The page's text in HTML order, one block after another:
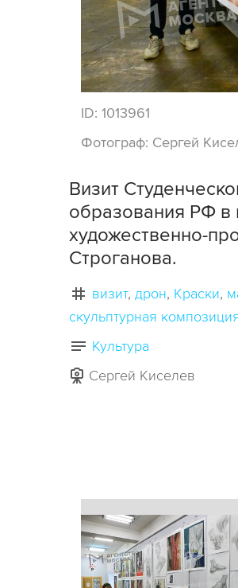
ID: 1013961
Фотограф: Сергей
Визит
образования РФ в
художественно-
Строганова.
визит дрон Краски
скульптурная
Культура
Сергей Киселев